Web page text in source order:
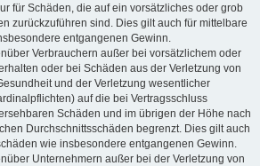
für Schäden, die auf ein vorsätzliches oder grob
zurückzuführen sind. Dies gilt auch für mittelbare
entgangenen Gewinn.
Verbrauchern außer bei vorsätzlichem oder
oder bei Schäden aus der Verletzung von
und der Verletzung wesentlicher
auf die bei Vertragsschluss
Schäden und im übrigen der Höhe nach
Durchschnittsschäden begrenzt. Dies gilt auch
wie insbesondere entgangenen Gewinn.
Unternehmern außer bei der Verletzung von